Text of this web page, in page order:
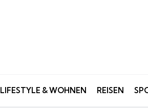
LIFESTYLE & WOHNEN REISEN